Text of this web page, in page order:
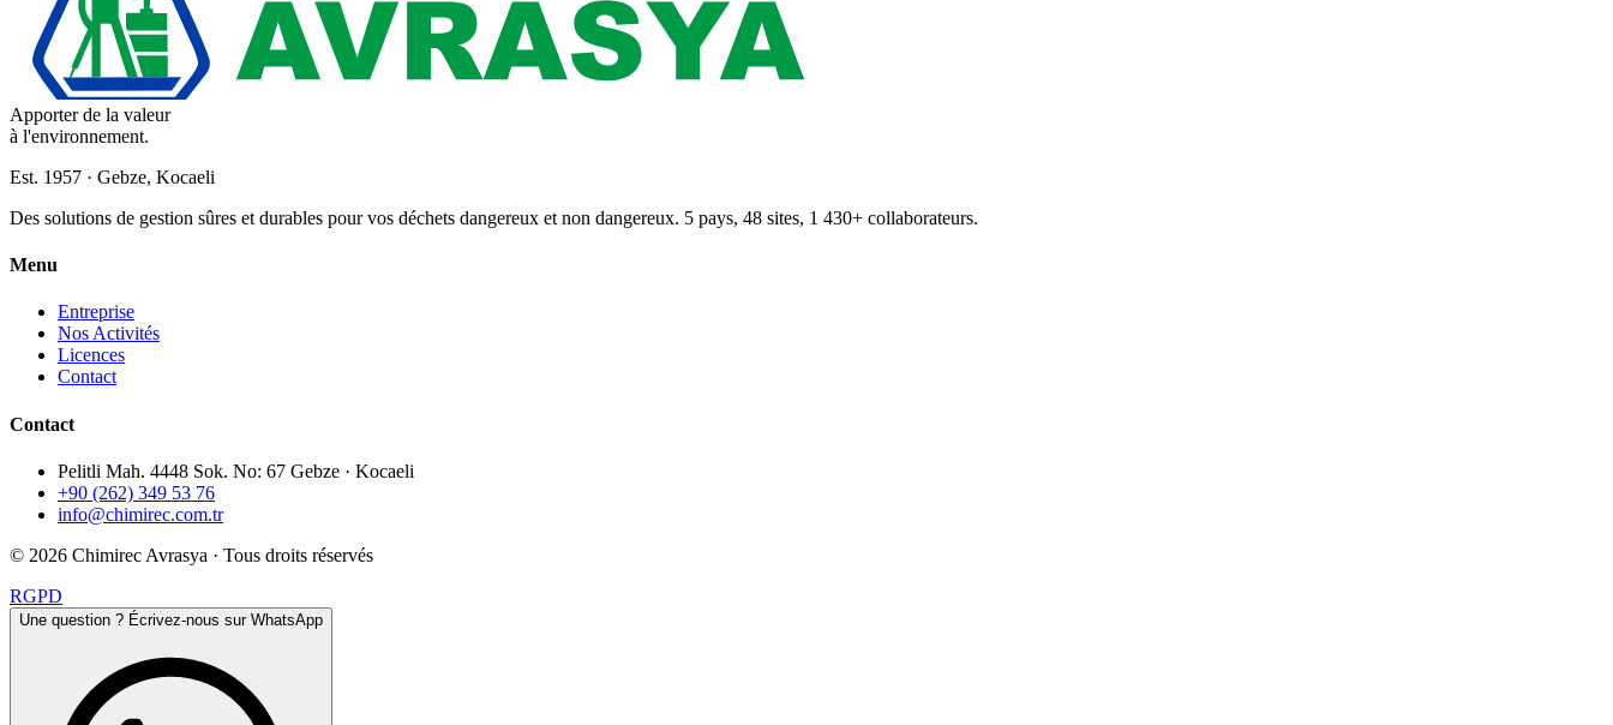
Apporter de la valeur
à l'environnement.
Est. 1957 · Gebze, Kocaeli
Des solutions de gestion sûres et durables pour vos déchets dangereux et non dangereux. 5 pays, 48 sites, 1 430+ collaborateurs.
Menu
Entreprise
Nos Activités
Licences
Contact
Contact
Pelitli Mah. 4448 Sok. No: 67 Gebze · Kocaeli
+90 (262) 349 53 76
info@chimirec.com.tr
© 2026 Chimirec Avrasya · Tous droits réservés
RGPD
Une question ? Écrivez-nous sur WhatsApp